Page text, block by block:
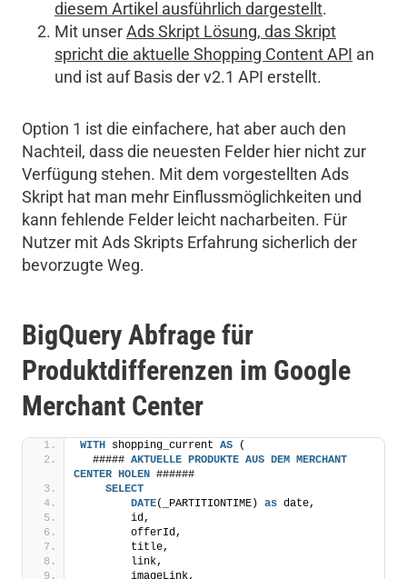
diesem Artikel ausführlich dargestellt.
Mit unserAds Skript Lösung, das Skript
spricht die aktuelle Shopping Content API an
und ist auf Basis der v2.1 API erstellt.
Option 1 ist die einfachere, hat aber auch den
Nachteil, dass die neuesten Felder hier nicht zur
Verfügung stehen. Mit dem vorgestellten Ads
Skript hat man mehr Einflussmöglichkeiten und
kann fehlende Felder leicht nacharbeiten. Für
Nutzer mit Ads Skripts Erfahrung sicherlich der
bevorzugte Weg.
BigQuery Abfrage für
Produktdifferenzen im Google
Merchant Center
WITH shopping_current AS (
  #####
AKTUELLE PRODUKTE AUS DEM MERCHANT
CENTER HOLEN ######
SELECT
DATE(_PARTITIONTIME) as date,
        id,
        offerId,
        title,
        link,
        imageLink,